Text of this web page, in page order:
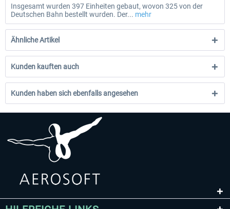
Insgesamt wurden 397 Einheiten gebaut, wovon 325 von der
Deutschen Bahn bestellt wurden. Der... mehr
Ähnliche Artikel
Kunden kauften auch
Kunden haben sich ebenfalls angesehen